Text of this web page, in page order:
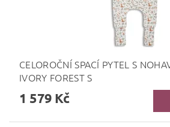
CELOROČNÍ SPACÍ PYTEL S
IVORY FOREST S
1 579 Kč